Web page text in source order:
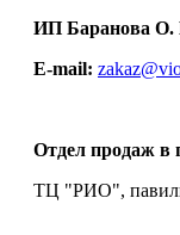
ИП Баранова О.
E-mail:
Отдел продаж в
ТЦ "РИО",